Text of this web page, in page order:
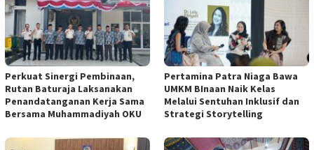
Perkuat Sinergi Pembinaan,
Rutan Baturaja Laksanakan
Penandatanganan Kerja Sama
Bersama Muhammadiyah OKU
Pertamina Patra Niaga Bawa
UMKM BInaan Naik Kelas
Melalui Sentuhan Inklusif dan
Strategi Storytelling